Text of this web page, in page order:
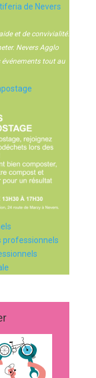
de Nevers
et de convivialité.
Nevers Agglo
tout au
professionnels